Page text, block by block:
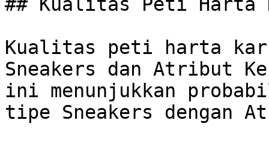
Kualitas peti harta
Sneakers dan Atribut
ini menunjukkan
tipe Sneakers dengan